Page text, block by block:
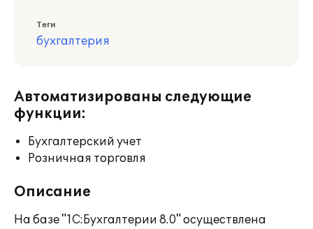
Теги
бухгалтерия
Автоматизированы следующие
функции:
Бухгалтерский учет
Розничная торговля
Описание
На базе "1С:Бухгалтерии 8.0" осуществлена